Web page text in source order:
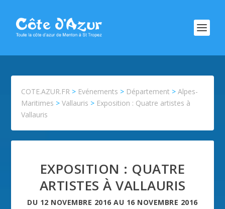
COTE.AZUR.FR > Evénements > Département >Alpes-
Maritimes >Vallauris > Exposition : Quatre artistes à
Vallauris
EXPOSITION : QUATRE
ARTISTES À VALLAURIS
DU 12 NOVEMBRE 2016 AU 16 NOVEMBRE 2016